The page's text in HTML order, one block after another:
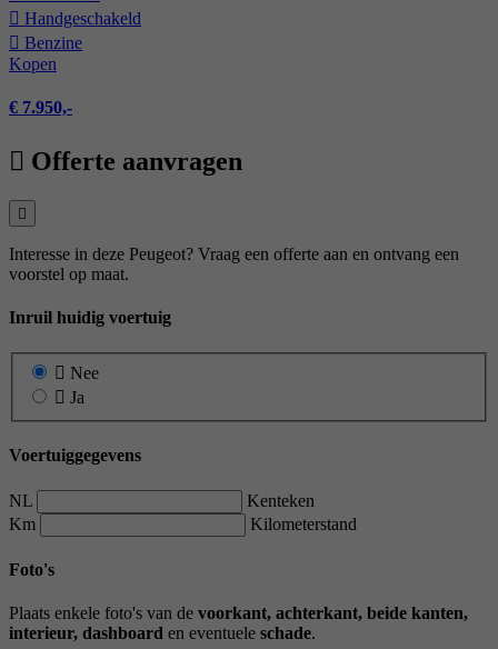
Hand­geschakeld
Benzine
Kopen
€ 7.950,-
Offerte aanvragen
Interesse in deze Peugeot? Vraag een offerte aan en ontvang een
voorstel op maat.
Inruil huidig voertuig
Nee
Ja
Voertuiggegevens
NL
Kenteken
Km
Kilometerstand
Foto's
Plaats enkele foto's van de voorkant, achterkant, beide kanten,
interieur, dashboard en eventuele schade.